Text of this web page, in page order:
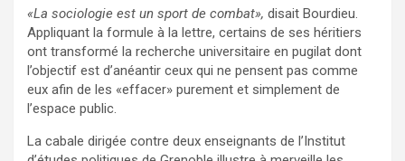
«La sociologie est un sport de combat», disait Bourdieu.
Appliquant la formule à la lettre, certains de ses héritiers
ont transformé la recherche universitaire en pugilat dont
l’objectif est d’anéantir ceux qui ne pensent pas comme
eux afin de les «effacer» purement et simplement de
l’espace public.
La cabale dirigée contre deux enseignants de l’Institut